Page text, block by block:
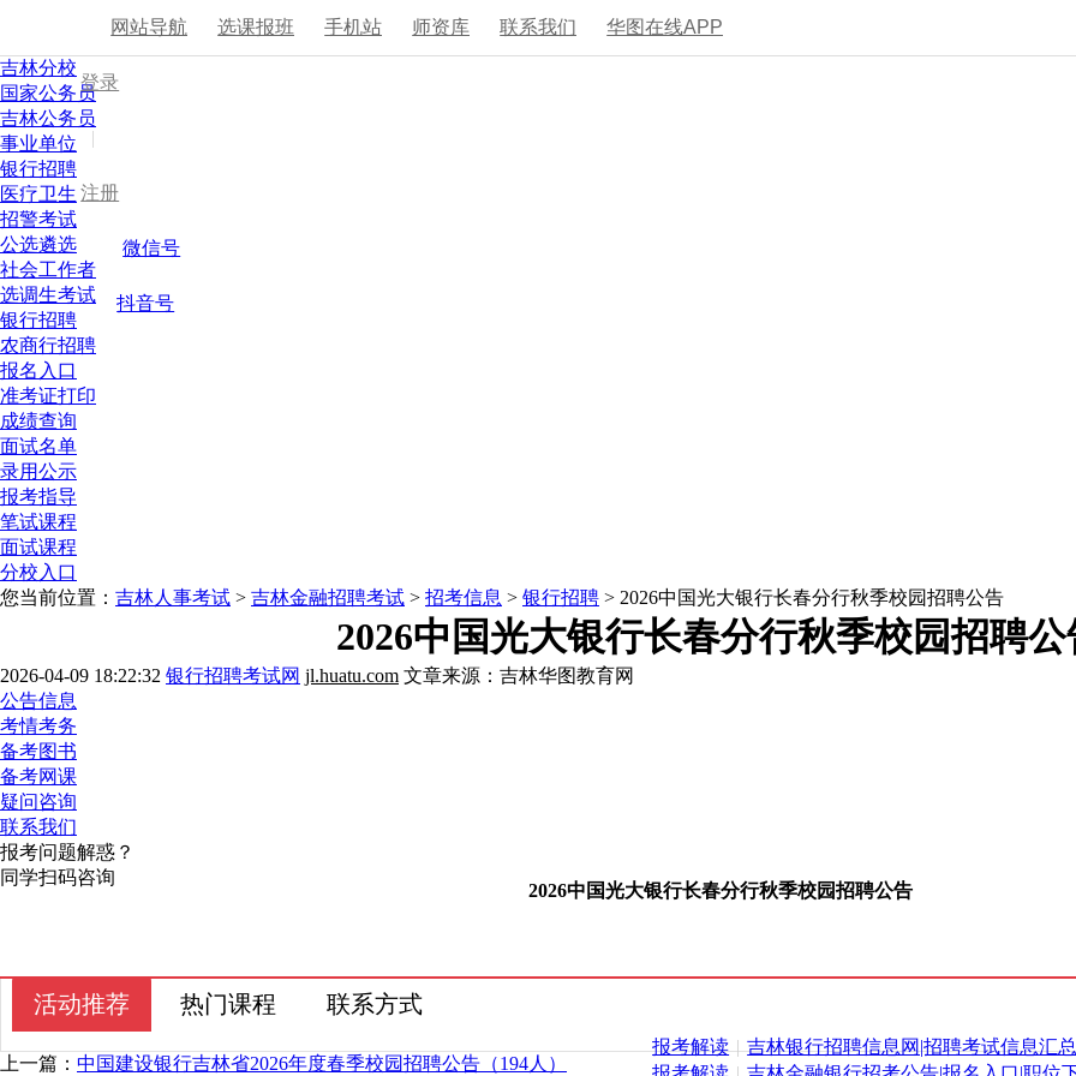
网站导航 选课报班 手机站 师资库 联系我们 华图在线APP
登录
|
注册
微信号
抖音号
吉林分校
国家公务员
吉林公务员
事业单位
银行招聘
医疗卫生
招警考试
公选遴选
社会工作者
选调生考试
银行招聘
农商行招聘
报名入口
准考证打印
成绩查询
面试名单
录用公示
报考指导
笔试课程
面试课程
分校入口
您当前位置： 吉林人事考试 > 吉林金融招聘考试 > 招考信息 > 银行招聘 > 2026中国光大银行长春分行秋季校园招聘公告
2026中国光大银行长春分行秋季校园招聘公
2026-04-09 18:22:32 银行招聘考试网 jl.huatu.com 文章来源：吉林华图教育网
公告信息
考情考务
备考图书
备考网课
疑问咨询
联系我们
报考问题解惑？
同学扫码咨询
2026中国光大银行长春分行秋季校园招聘公告
活动推荐 热门课程 联系方式
报考解读 | 吉林银行招聘信息网|招聘考试信息汇
上一篇： 中国建设银行吉林省2026年度春季校园招聘公告（194人）